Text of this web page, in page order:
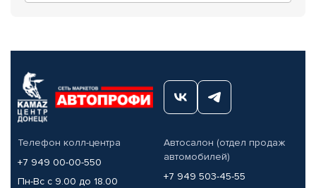
Телефон колл-центра
+7 949 00-00-550
Пн-Вс с 9.00 до 18.00
Автосалон (отдел продаж
автомобилей)
+7 949 503-45-55